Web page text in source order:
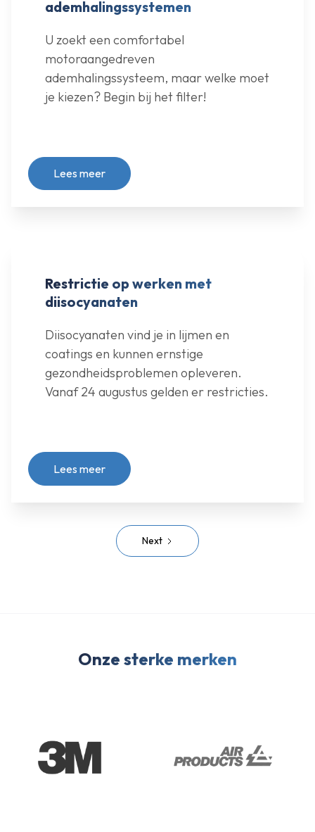
ademhalingssystemen
U zoekt een comfortabel
motoraangedreven
ademhalingssysteem, maar welke moet
je kiezen? Begin bij het filter!
Lees meer
Restrictie op werken met
diisocyanaten
Diisocyanaten vind je in lijmen en
coatings en kunnen ernstige
gezondheidsproblemen opleveren.
Vanaf 24 augustus gelden er restricties.
Lees meer
Next
Onze sterke merken